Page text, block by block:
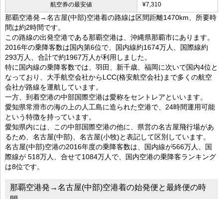
航空券の最安値 ¥7,310
那覇空港発→名古屋(中部)空港着の路線は区間距離1470km、所要時
間は約2時間です。
この路線の出発空港である那覇空港は、沖縄県那覇市にあります。
2016年の乗降客数は国内第6位で、国内線約1674万人、国際線約
293万人、合計で約1967万人が利用しました。
特に国内線の乗降客数では、羽田、新千歳、福岡に次いで国内4位と
なっており、大手航空会社からLCC(格安航空会社)まで多くの航空
会社が路線を運航しています。
一方、到着空港の中部国際空港は愛称をセントレアといいます。
愛知県常滑市の海の上の人工島に造られた空港で、24時間運用可能
という特徴を持っています。
愛知県内には、この中部国際空港の他に、県営の名古屋飛行場があ
るため、名古屋(中部)、名古屋(小牧)と表記して区別しています。
名古屋(中部)空港の2016年度の乗降客数は、国内線が566万人、国
際線が 518万人、合せて1084万人で、国内空港の乗降客ランキング
は8位です。
那覇空港発→名古屋(中部)空港着の始発便と最終便の時